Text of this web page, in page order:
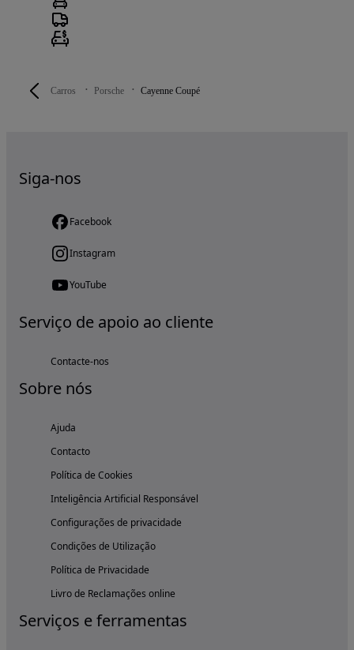
Carros Porsche Cayenne Coupé
Siga-nos
Facebook
Instagram
YouTube
Serviço de apoio ao cliente
Contacte-nos
Sobre nós
Ajuda
Contacto
Política de Cookies
Inteligência Artificial Responsável
Configurações de privacidade
Condições de Utilização
Política de Privacidade
Livro de Reclamações online
Serviços e ferramentas